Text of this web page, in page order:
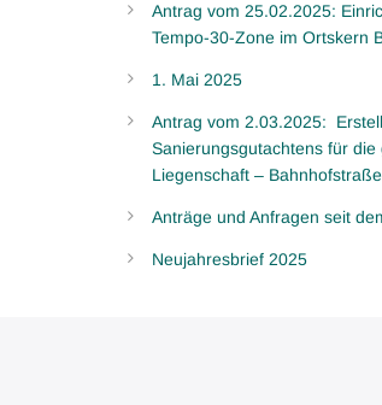
Antrag vom 25.02.2025:
Tempo-30-Zone im Ortskern
1. Mai 2025
Antrag vom 2.03.2025:
Sanierungsgutachtens für die
Liegenschaft –
Anträge und Anfragen seit
Neujahresbrief 2025